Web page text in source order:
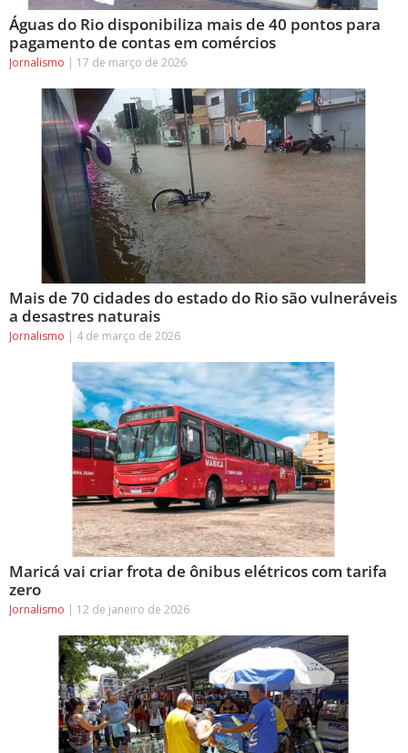
Águas do Rio disponibiliza mais de 40 pontos para
pagamento de contas em comércios
Jornalismo 17 de março de 2026
Mais de 70 cidades do estado do Rio são vulneráveis
a desastres naturais
Jornalismo 4 de março de 2026
Maricá vai criar frota de ônibus elétricos com tarifa
zero
Jornalismo 12 de janeiro de 2026